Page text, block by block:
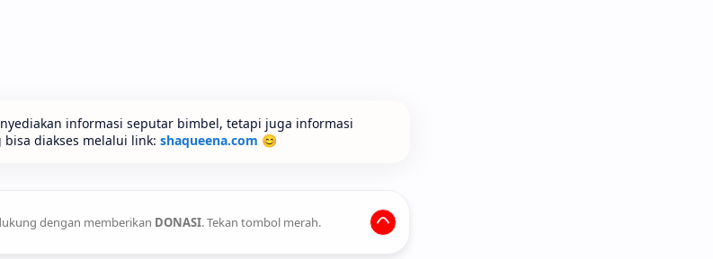
informasi seputar bimbel, tetapi juga informasi
diakses melalui link: shaqueena.com 😊
dengan memberikan DONASI. Tekan tombol merah.